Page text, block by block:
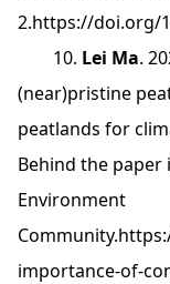
2.https://doi.org/
10. Lei Ma.
(near)pristine
peatlands for
Behind the
Environment
Community.
importance-of-